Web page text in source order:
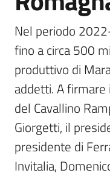
Nel periodo
fino a circa 500
produttivo di
addetti. A
del Cavallino
Giorgetti, il
presidente di
Invitalia,